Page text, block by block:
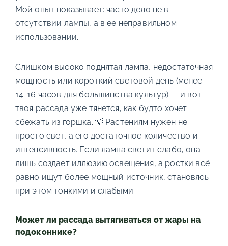
Мой опыт показывает: часто дело не в
отсутствии лампы, а в ее неправильном
использовании.
Слишком высоко поднятая лампа, недостаточная
мощность или короткий световой день (менее
14-16 часов для большинства культур) — и вот
твоя рассада уже тянется, как будто хочет
сбежать из горшка. 💡 Растениям нужен не
просто свет, а его достаточное количество и
интенсивность. Если лампа светит слабо, она
лишь создает иллюзию освещения, а ростки всё
равно ищут более мощный источник, становясь
при этом тонкими и слабыми.
Может ли рассада вытягиваться от жары на
подоконнике?